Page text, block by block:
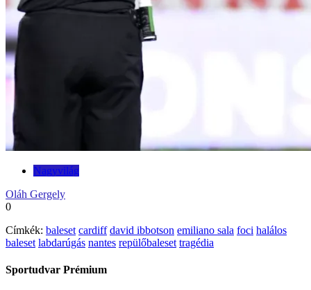
Nagyvilág
Oláh Gergely
0
Címkék: baleset cardiff david ibbotson emiliano sala foci halálos
baleset labdarúgás nantes repülőbaleset tragédia
Sportudvar Prémium